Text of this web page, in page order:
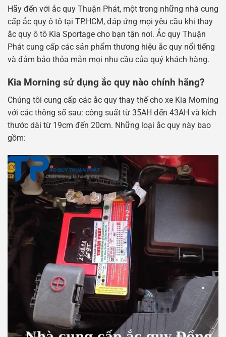
Hãy đến với ắc quy Thuận Phát, một trong những nhà cung
cấp ắc quy ô tô tại TP.HCM, đáp ứng mọi yêu cầu khi thay
ắc quy ô tô Kia Sportage cho bạn tận nơi. Ắc quy Thuận
Phát cung cấp các sản phẩm thương hiệu ắc quy nổi tiếng
và đảm bảo thỏa mãn mọi nhu cầu của quý khách hàng.
Kia Morning sử dụng ắc quy nào chính hãng?
Chúng tôi cung cấp các ắc quy thay thế cho xe Kia Morning
với các thông số sau: công suất từ ​​35AH đến 43AH và kích
thước dài từ 19cm đến 20cm. Những loại ắc quy này bao
gồm: